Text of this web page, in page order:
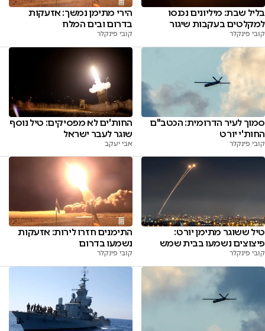
בליל שבת: מיליונים נכנסו
למקלטים בעקבות שיגור
קובי פינקלר
הירי מתימן נמשך: אזעקות
בדרום ובים המלח
קובי פינקלר
סמוך לעיר הדרומית: הכטב"ם
החות'י יורט
קובי פינקלר
החות'ים לא מפסיקים: טיל נוסף
שוגר לעבר ישראל
אבי יעקב
טיל ששוגר מתימן יורט:
פיצוצים נשמעו בבית שמש
קובי פינקלר
התימנים חזרו לירות: אזעקות
נשמעו בדרום
קובי פינקלר